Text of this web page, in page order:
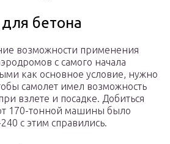
бетона
возможности применения
с самого начала
как основное условие, нужно
самолет имел возможность
взлете и посадке. Добиться
170-тонной машины было
с этим справились.